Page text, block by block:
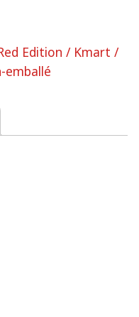
Edition / Kmart /
emballé